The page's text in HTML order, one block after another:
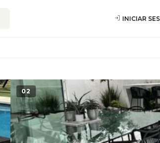
INICIAR
02